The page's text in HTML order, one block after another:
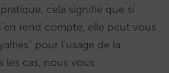
cela signifie que si
rend compte, elle peut vous
pour l’usage de la
les cas, nous vous